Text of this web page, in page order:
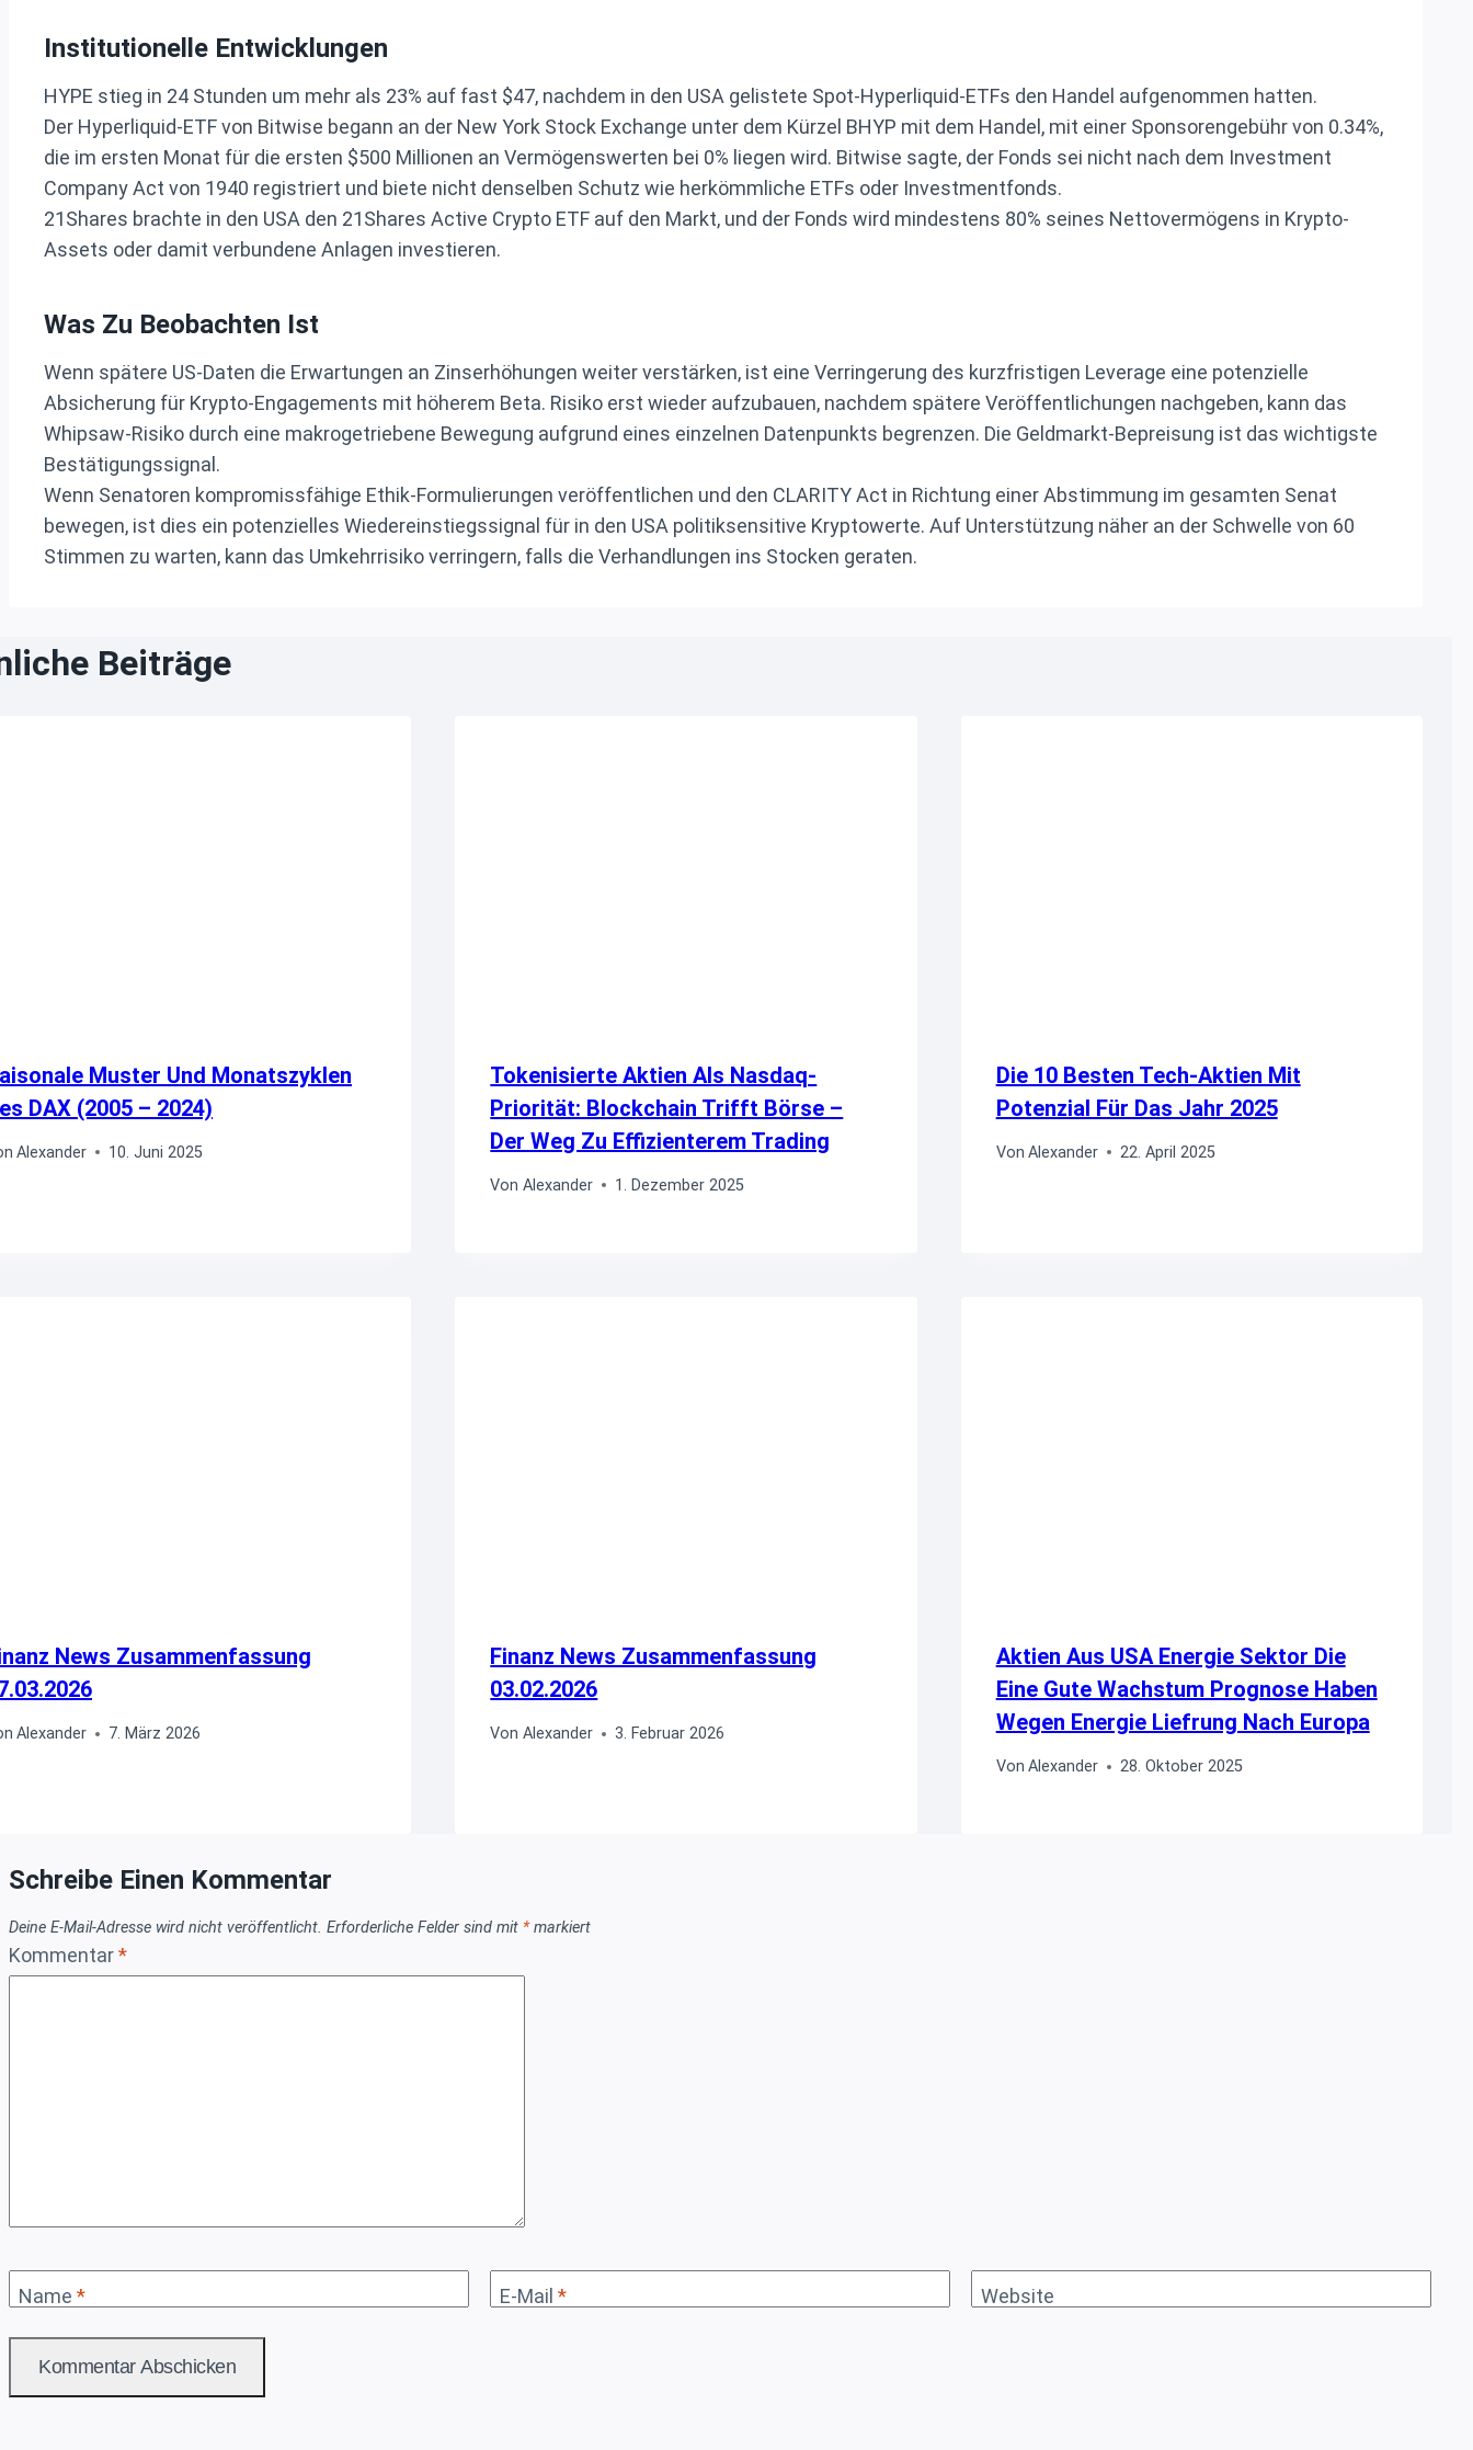
Institutionelle Entwicklungen
HYPE stieg in 24 Stunden um mehr als 23% auf fast $47, nachdem in den USA gelistete Spot-Hyperliquid-ETFs den Handel aufgenommen hatten.
Der Hyperliquid-ETF von Bitwise begann an der New York Stock Exchange unter dem Kürzel BHYP mit dem Handel, mit einer Sponsorengebühr von 0.34%,
die im ersten Monat für die ersten $500 Millionen an Vermögenswerten bei 0% liegen wird. Bitwise sagte, der Fonds sei nicht nach dem Investment
Company Act von 1940 registriert und biete nicht denselben Schutz wie herkömmliche ETFs oder Investmentfonds.
21Shares brachte in den USA den 21Shares Active Crypto ETF auf den Markt, und der Fonds wird mindestens 80% seines Nettovermögens in Krypto-
Assets oder damit verbundene Anlagen investieren.
Was Zu Beobachten Ist
Wenn spätere US-Daten die Erwartungen an Zinserhöhungen weiter verstärken, ist eine Verringerung des kurzfristigen Leverage eine potenzielle
Absicherung für Krypto-Engagements mit höherem Beta. Risiko erst wieder aufzubauen, nachdem spätere Veröffentlichungen nachgeben, kann das
Whipsaw-Risiko durch eine makrogetriebene Bewegung aufgrund eines einzelnen Datenpunkts begrenzen. Die Geldmarkt-Bepreisung ist das wichtigste
Bestätigungssignal.
Wenn Senatoren kompromissfähige Ethik-Formulierungen veröffentlichen und den CLARITY Act in Richtung einer Abstimmung im gesamten Senat
bewegen, ist dies ein potenzielles Wiedereinstiegssignal für in den USA politiksensitive Kryptowerte. Auf Unterstützung näher an der Schwelle von 60
Stimmen zu warten, kann das Umkehrrisiko verringern, falls die Verhandlungen ins Stocken geraten.
Beiträge
Muster Und Monatszyklen
DAX (2005 – 2024)
Alexander 10. Juni 2025
Tokenisierte Aktien Als Nasdaq-
Priorität: Blockchain Trifft Börse –
Der Weg Zu Effizienterem Trading
Von Alexander 1. Dezember 2025
Die 10 Besten Tech-Aktien Mit
Potenzial Für Das Jahr 2025
Von Alexander 22. April 2025
News Zusammenfassung
Alexander 7. März 2026
Finanz News Zusammenfassung
03.02.2026
Von Alexander 3. Februar 2026
Aktien Aus USA Energie Sektor Die
Eine Gute Wachstum Prognose Haben
Wegen Energie Liefrung Nach Europa
Von Alexander 28. Oktober 2025
Schreibe Einen Kommentar
Deine E-Mail-Adresse wird nicht veröffentlicht. Erforderliche Felder sind mit *markiert
Kommentar*
Name * E-Mail * Website